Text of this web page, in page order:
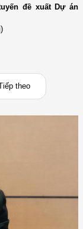
đề xuất Dự án
theo